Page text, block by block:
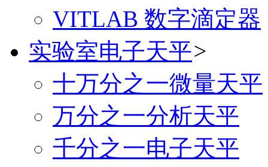
VITLAB 数字滴定器
实验室电子天平>
十万分之一微量天平
万分之一分析天平
千分之一电子天平